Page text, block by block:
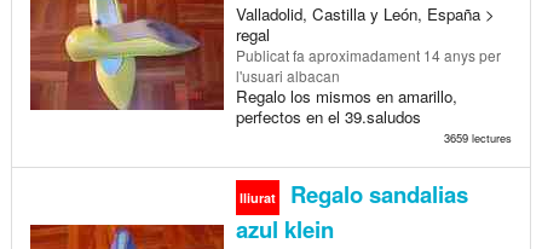
Valladolid, Castilla y León, España >
regal
Publicatfa aproximadament 14 anysper
l'usuari albacan
Regalo los mismos en amarillo,
perfectos en el 39.saludos
3659 lectures
lliurat
Regalo sandalias
azul klein